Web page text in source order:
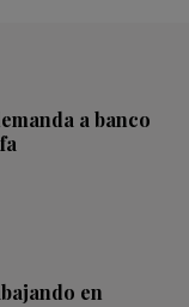
a banco
en